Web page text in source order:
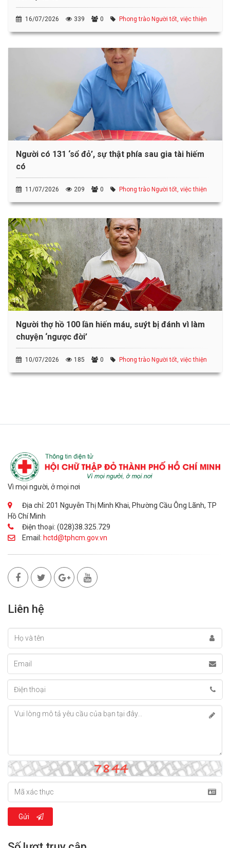
16/07/2026 339 0 Phong trào Người tốt, việc thiện
Người có 131 ‘sổ đỏ’, sự thật phía sau gia tài hiếm
có
11/07/2026 209 0 Phong trào Người tốt, việc thiện
Người thợ hồ 100 lần hiến máu, suýt bị đánh vì làm
chuyện ‘ngược đời’
10/07/2026 185 0 Phong trào Người tốt, việc thiện
Vì mọi người, ở mọi nơi
Địa chỉ: 201 Nguyễn Thị Minh Khai, Phường Cầu Ông Lãnh, TP
Hồ Chí Minh
Điện thoại: (028)38.325.729
Email: hctd@tphcm.gov.vn
Liên hệ
Gửi